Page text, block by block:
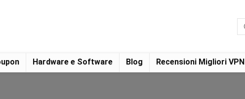
Hardware e Software Blog Recensioni Migliori VPN